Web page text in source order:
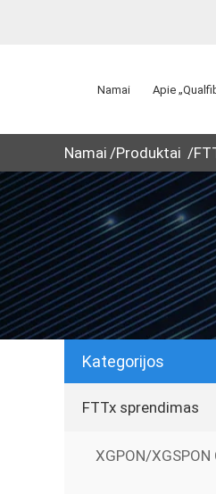
Namai Apie
Namai Produktai
Kategorijos
FTTx sprendimas
XGPON/XGSPON